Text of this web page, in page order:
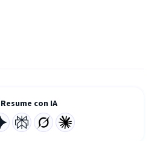
Resume con IA